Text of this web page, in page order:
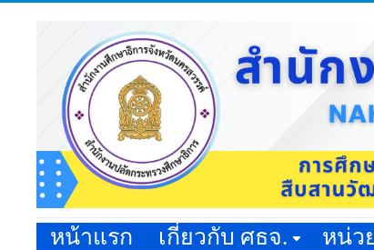
หน้าแรก เกี่ยวกับ ศธจ. หน่ว